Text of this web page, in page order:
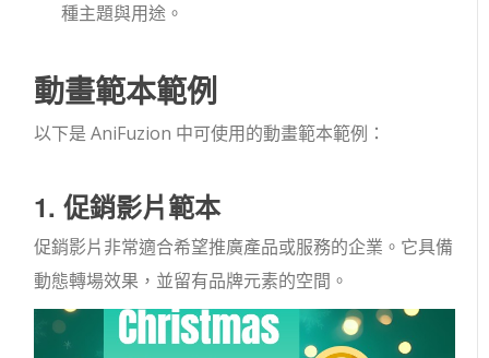
種主題與用途。
動畫範本範例
以下是 AniFuzion 中可使用的動畫範本範例：
1. 促銷影片範本
促銷影片非常適合希望推廣產品或服務的企業。它具備
動態轉場效果，並留有品牌元素的空間。